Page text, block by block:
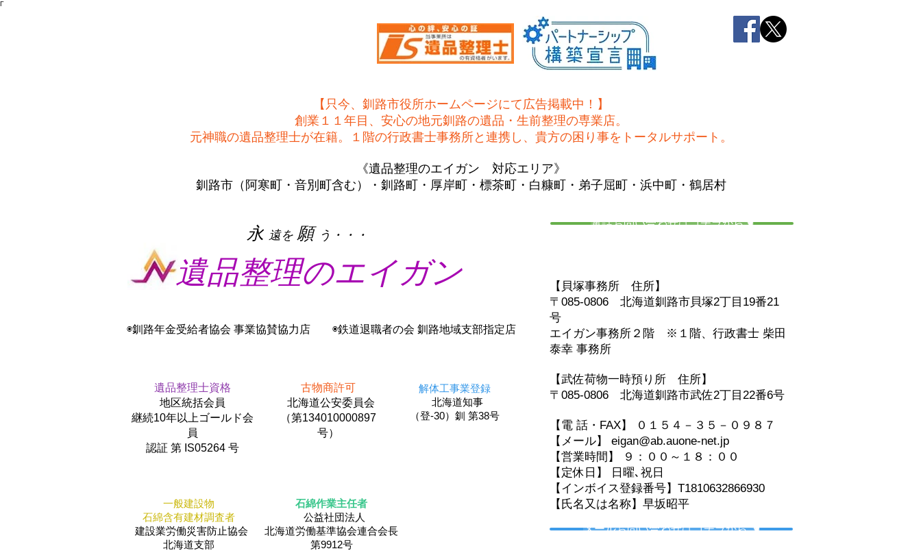
Γ
【只今、釧路市役所ホームページにて広告掲載中！】
創業１１年目、安心の地元釧路の遺品・生前整理の専業店。
​元神職の遺品整理士が在籍。１階の行政書士事務所と連携し、貴方の困り事をトータルサポート。
《遺品整理のエイガン 対応エリア》
釧路市（阿寒町・音別町含む）・釧路町・厚岸町・標茶町・白糠町・弟子屈町・浜中町・鶴居村
​永 遠を 願 う・・・
遺品整理のエイガン
◉釧路年金受給者協会 事業協賛協力店 ◉鉄道退職者の会 釧路地域支部指定店
遺品整理士資格
地区統括会員
​継続10年以上ゴールド会
員
認証 第 IS05264 号
古物商許可
北海道公安委員会
（第134010000897
号）
解体工事業登録
北海道知事
（登-30）釧 第38号
一般建設物
石綿含有建材調査者
建設業労働災害防止協会
北海道支部
石綿作業主任者
公益社団法人
​北海道労働基準協会連合会長
第9912号
電話お問い合わせはコチラから☚
【貝塚事務所 住所】
〒085-0806 北海道釧路市貝塚2丁目19番21
号
エイガン事務所２階
※１階、 行政書士 柴田
泰幸 事務所
【武佐荷物一時預り所 住所】
〒085-0806 北海道釧路市武佐2丁目22番6号
【電 話・FAX】 ０１５４－３５－０９８７
【メール】 eigan@ab.auone-net.jp
【営業時間】 ９：００～１８：００
【定休日】 日曜､祝日
【インボイス登録番号】T1810632866930
【氏名又は名称】早坂昭平
メールお問い合わせはコチラから ☚